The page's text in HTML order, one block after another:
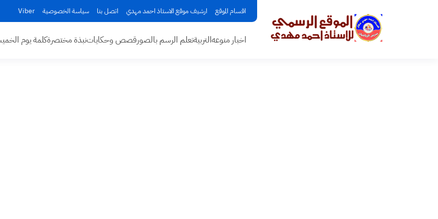
اقسام الموقع ارشيف موقع الاستاذ احمد مهدي اتصل بنا سياسة الخصوصية Viber
اخبار منوعهالتربيةتعلم الرسم بالصورقصص وحكاياتنبذة مختصرةكلمة يوم